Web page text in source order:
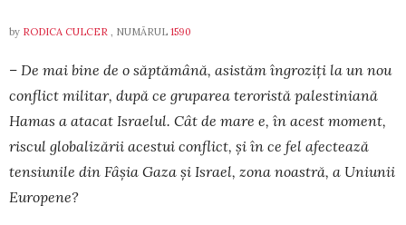
by RODICA CULCER , NUMĂRUL 1590
– De mai bine de o săptămână, asistăm în­gro­ziți la un nou
conflict militar, după ce gruparea teroristă palestiniană
Hamas a atacat Israelul. Cât de mare e, în acest moment,
riscul globalizării aces­tui conflict, și în ce fel afectează
tensiunile din Fâșia Gaza și Israel, zona noastră, a Uniunii
Euro­pene?